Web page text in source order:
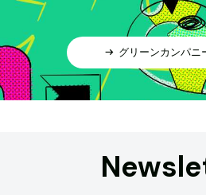
グリーンカンパニ